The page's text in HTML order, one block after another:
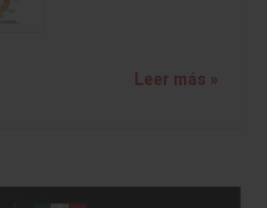
Leer más »